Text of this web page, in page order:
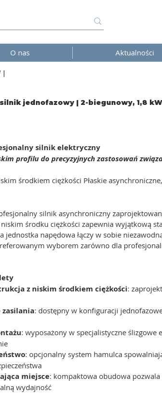
O nas Aktualności
|
silnik jednofazowy | 2-biegunowy, 1,8
silnik elektryczny
profilu do precyzyjnych zastosowań
środkiem ciężkości Płaskie
silnik asynchroniczny
środku ciężkości zapewnia wyjątkową
jednostka napędowa łączy w sobie
wyborem zarówno dla
z niskim środkiem ciężkości:
zasilania: dostępny w konfiguracji
: wyposażony w specjalistyczne
: opcjonalny system hamulca
miejsce: kompaktowa obudowa pozwala
wydajność